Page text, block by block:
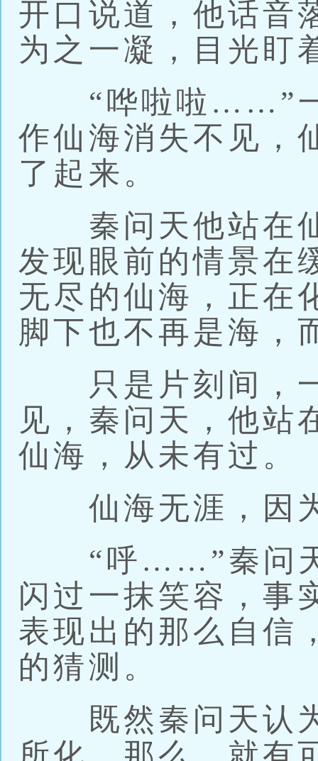
开口说道，他话音
为之一凝，目光盯
“哗啦啦……”一
作仙海消失不见，
了起来。
秦问天他站在仙
发现眼前的情景在
无尽的仙海，正在
脚下也不再是海，
只是片刻间，一
见，秦问天，他站
仙海，从未有过。
仙海无涯，因
“呼……”秦问天
闪过一抹笑容，事
表现出的那么自信
的猜测。
既然秦问天认为